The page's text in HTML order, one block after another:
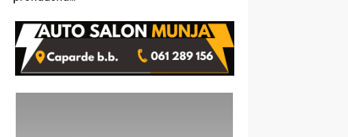
a Ivanka Lazić,
rodom iz Kravice.